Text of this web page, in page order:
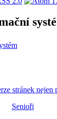
stránek nejen